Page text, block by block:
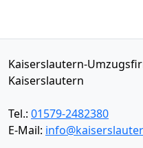
Kaiserslautern-
Kaiserslautern
Tel.: 01579-2482380
E-Mail: